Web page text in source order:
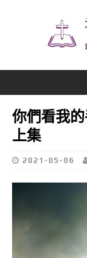
你們看我
上集
2021-05-06